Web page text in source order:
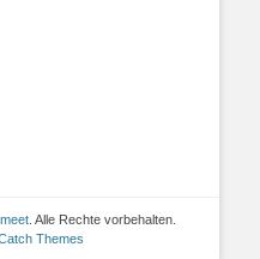
. Alle Rechte vorbehalten.
Themes